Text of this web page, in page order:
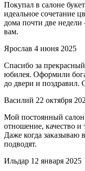
Покупал в салоне
идеальное сочетание
дома почти две
вам.
Ярослав 4 июня 2025
Спасибо за
юбилея. Оформили
до двери и поздравил.
Василий 22 октября
Мой постоянный салон
отношение, качество и
Даже когда
подводят.
Ильдар 12 января 2025